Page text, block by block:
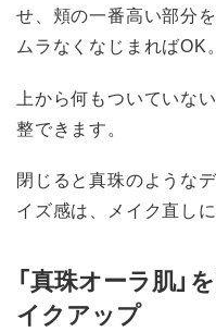
せ、頬の一番高い部分
ムラなくなじまればOK。
上から何もついていな
整できます。
閉じると真珠のような
イズ感は、メイク直しに
「真珠オーラ肌」
イクアップ